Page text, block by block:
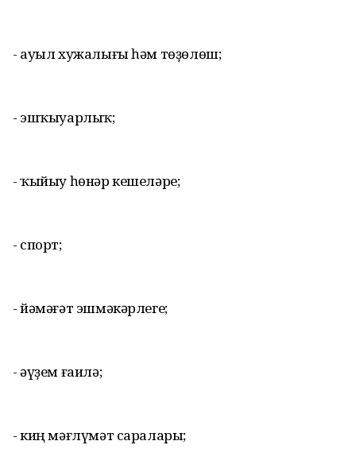
- ауыл хужалығы һәм төҙөлөш;
- эшҡыуарлыҡ;
- ҡыйыу һөнәр кешеләре;
- спорт;
- йәмәғәт эшмәкәрлеге;
- әүҙем ғаилә;
- киң мәғлүмәт саралары;